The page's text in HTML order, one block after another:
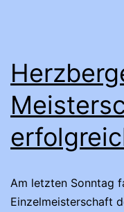
Am letzten Sonntag
Einzelmeisterschaft